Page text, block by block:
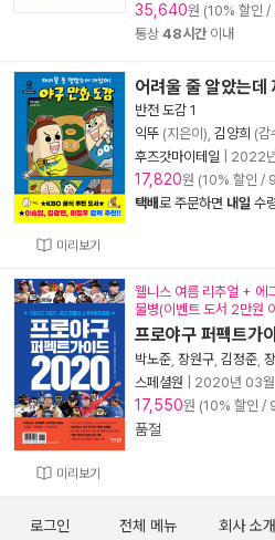
35,640원 (10% 할인
통상 48시간이내
미리보기
어려울 줄 알았는데
반전 도감 1
익뚜 (지은이), 김양희 (감
후즈갓마이테일
2022
17,820원 (10% 할인 /
택배로 주문하면 내일 수
미리보기
웰니스 여름 리추얼 + 에
물병(이벤트 도서 2만원
프로야구 퍼펙트가
박노준 장원구 김정준
스페셜원
2020년 03월
17,550원 (10% 할인 /
품절
로그인 전체 메뉴 회사 소개